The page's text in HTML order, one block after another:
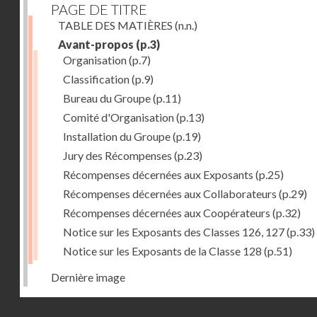
PAGE DE TITRE
TABLE DES MATIÈRES (n.n.)
Avant-propos (p.3)
Organisation(p.7)
Classification(p.9)
Bureau du Groupe(p.11)
Comité d'Organisation(p.13)
Installation du Groupe(p.19)
Jury des Récompenses (p.23)
Récompenses décernées aux Exposants (p.25)
Récompenses décernées aux Collaborateurs (p.29)
Récompenses décernées aux Coopérateurs (p.32)
Notice sur les Exposants des Classes 126, 127(p.33)
Notice sur les Exposants de la Classe 128 (p.51)
Dernière image